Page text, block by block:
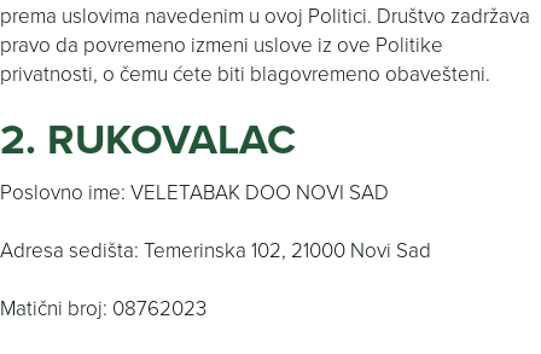
prema uslovima navedenim u ovoj Politici. Društvo zadržava
pravo da povremeno izmeni uslove iz ove Politike
privatnosti, o čemu ćete biti blagovremeno obavešteni.
2. RUKOVALAC
Poslovno ime: VELETABAK DOO NOVI SAD
Adresa sedišta: Temerinska 102, 21000 Novi Sad
Matični broj: 08762023